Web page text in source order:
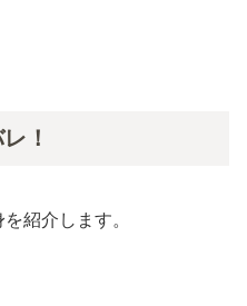
！
紹介します。